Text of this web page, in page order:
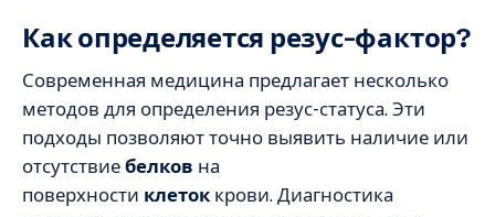
Как определяется резус-фактор?
Современная медицина предлагает несколько
методов для определения резус-статуса. Эти
подходы позволяют точно выявить наличие или
отсутствиебелков на
поверхности клеток крови. Диагностика